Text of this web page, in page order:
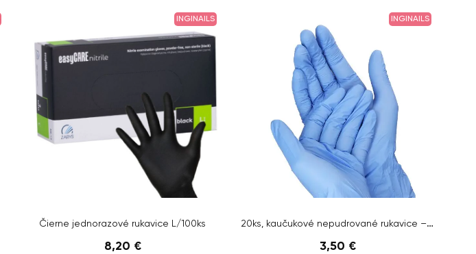
INGINAILS
Čierne jednorazové rukavice L/100ks
8,20 €
INGINAILS
20ks, kaučukové nepudrované rukavice – veľkosť S
3,50 €